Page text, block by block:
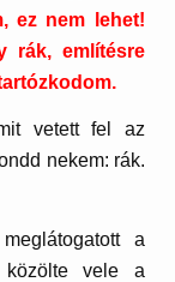
ez nem lehet!
rák, említésre
vetett fel az
nekem: rák.
a
közölte vele a